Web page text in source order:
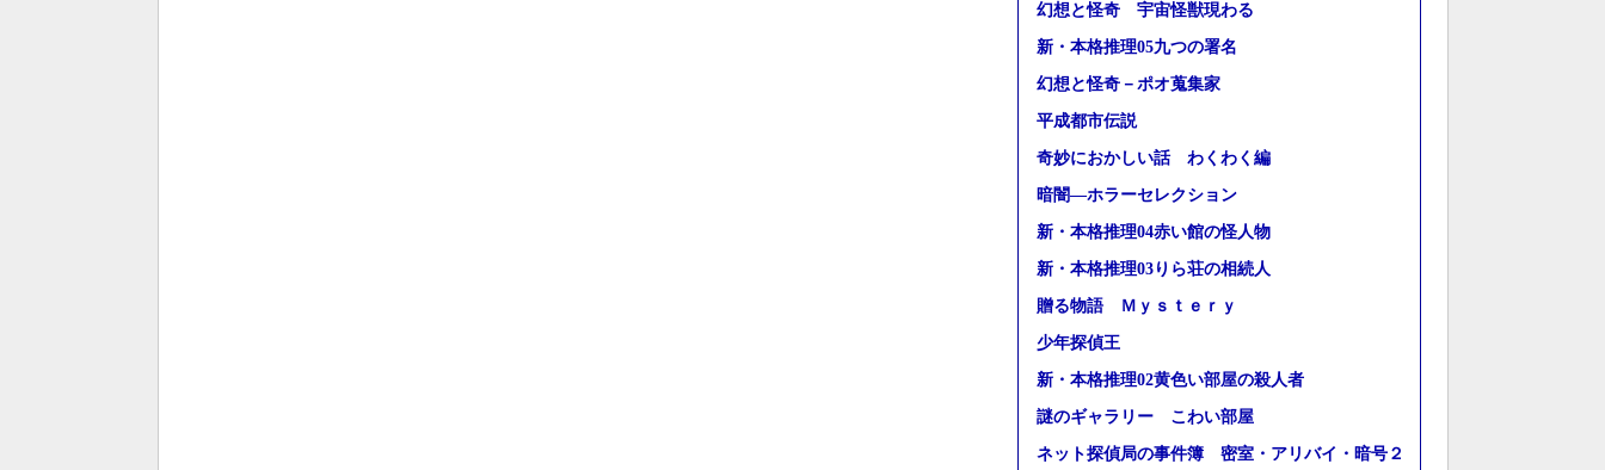
幻想と怪奇 宇宙怪獣現わる
新・本格推理05九つの署名
幻想と怪奇－ポオ蒐集家
平成都市伝説
奇妙におかしい話 わくわく編
暗闇―ホラーセレクション
新・本格推理04赤い館の怪人物
新・本格推理03りら荘の相続人
贈る物語 Ｍｙｓｔｅｒｙ
少年探偵王
新・本格推理02黄色い部屋の殺人者
謎のギャラリー こわい部屋
ネット探偵局の事件簿 密室・アリバイ・暗号２